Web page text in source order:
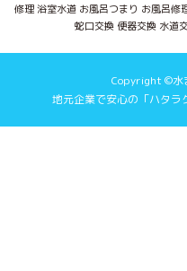
修理 浴室水道 お風呂つまり お風呂修
蛇口交換 便器交換 水道
Copyright ©水
地元企業で安心の「ハタ